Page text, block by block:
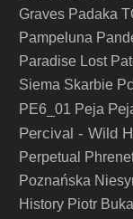
Graves Padaka
Pampeluna
Paradise Lost
Siema Skarbie
PE6_01 Peja
Percival - Wild
Perpetual
Poznańska
History Piotr